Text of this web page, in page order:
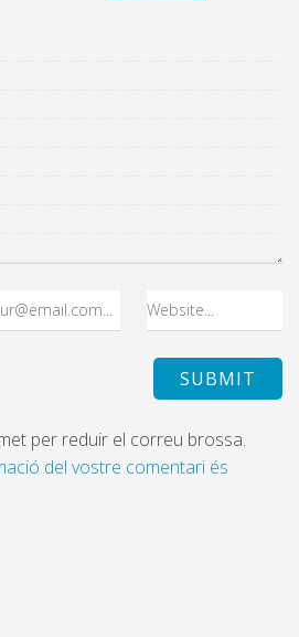
per reduir el correu brossa.
del vostre comentari és